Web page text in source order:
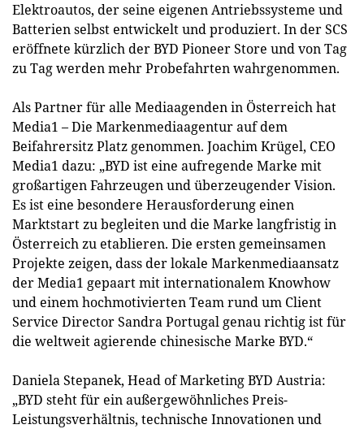
Elektroautos, der seine eigenen Antriebssysteme und
Batterien selbst entwickelt und produziert. In der SCS
eröffnete kürzlich der BYD Pioneer Store und von Tag
zu Tag werden mehr Probefahrten wahrgenommen.
Als Partner für alle Mediaagenden in Österreich hat
Media1 – Die Markenmediaagentur auf dem
Beifahrersitz Platz genommen. Joachim Krügel, CEO
Media1 dazu: „BYD ist eine aufregende Marke mit
großartigen Fahrzeugen und überzeugender Vision.
Es ist eine besondere Herausforderung einen
Marktstart zu begleiten und die Marke langfristig in
Österreich zu etablieren. Die ersten gemeinsamen
Projekte zeigen, dass der lokale Markenmediaansatz
der Media1 gepaart mit internationalem Knowhow
und einem hochmotivierten Team rund um Client
Service Director Sandra Portugal genau richtig ist für
die weltweit agierende chinesische Marke BYD.“
Daniela Stepanek, Head of Marketing BYD Austria:
„BYD steht für ein außergewöhnliches Preis-
Leistungsverhältnis, technische Innovationen und